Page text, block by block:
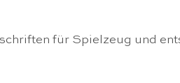
für Spielzeug und